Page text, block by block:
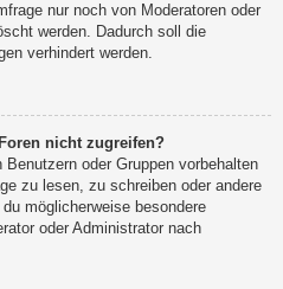
nur noch von Moderatoren oder
werden. Dadurch soll die
verhindert werden.
nicht zugreifen?
oder Gruppen vorbehalten
zu lesen, zu schreiben oder andere
möglicherweise besondere
oder Administrator nach